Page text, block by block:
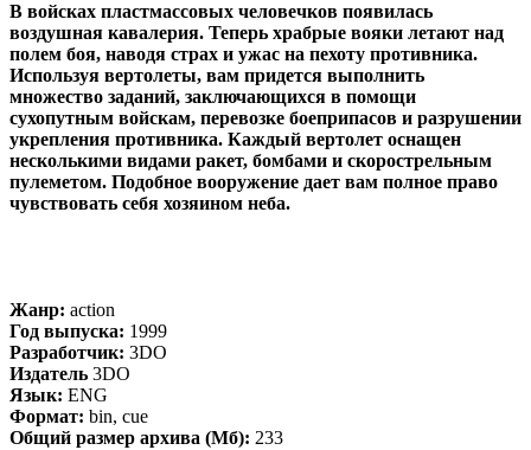
В войсках пластмассовых человечков появилась
воздушная кавалерия. Теперь храбрые вояки летают над
полем боя, наводя страх и ужас на пехоту противника.
Используя вертолеты, вам придется выполнить
множество заданий, заключающихся в помощи
сухопутным войскам, перевозке боеприпасов и разрушении
укрепления противника. Каждый вертолет оснащен
несколькими видами ракет, бомбами и скорострельным
пулеметом. Подобное вооружение дает вам полное право
чувствовать себя хозяином неба.
Жанр: action
Год выпуска: 1999
Разработчик: 3DO
Издатель 3DO
Язык: ENG
Формат: bin, cue
Общий размер архива (Мб): 233